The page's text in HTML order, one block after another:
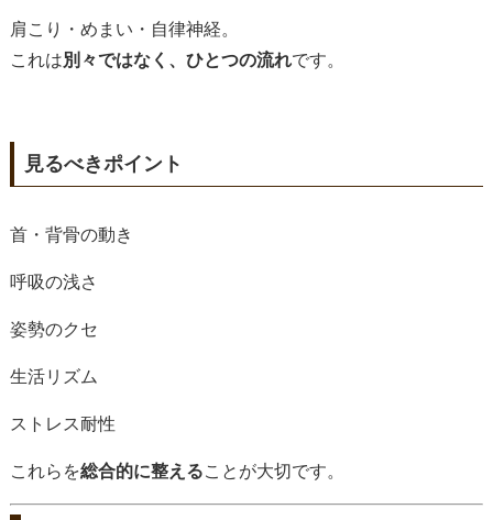
肩こり・めまい・自律神経。
これは別々ではなく、ひとつの流れです。
見るべきポイント
首・背骨の動き
呼吸の浅さ
姿勢のクセ
生活リズム
ストレス耐性
これらを総合的に整えることが大切です。